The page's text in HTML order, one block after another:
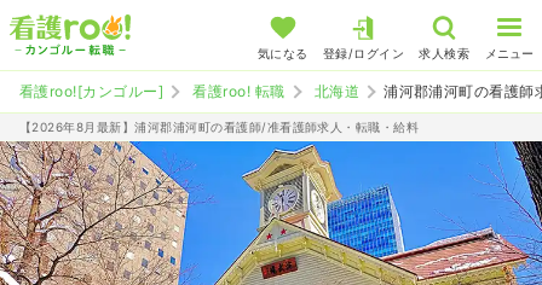
気になる 登録/ログイン 求人検索 メニュー
看護roo![カンゴルー] 看護roo! 転職 北海道 浦河郡浦河町の看護師
【2026年8月最新】浦河郡浦河町の看護師/准看護師求人・転職・給料